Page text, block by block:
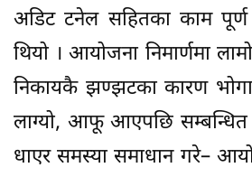
अडिट टनेल सहितका काम
थियो । आयोजना निमार्णमा
निकायकै झण्झटका कारण
लाग्यो, आफू आएपछि सम्बन्धित
धाएर समस्या समाधान गरे–